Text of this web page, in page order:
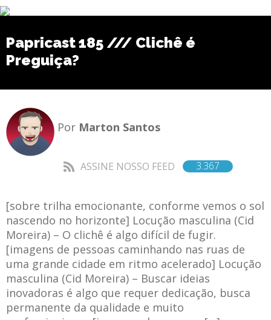
Papricast 185 /// Clichê é
Preguiça?
Por Marton Santos
ASSINE NOSSO FEED 3.367
[sobre trilha emocionante, conforme vemos o sol
nascendo no horizonte] Locução masculina (Cid
Moreira) – O clichê é algo difícil de fugir.
[imagens de pessoas caminhando nas ruas de
uma grande cidade em ritmo acelerado] Locução
masculina (Cid Moreira) – Buscar ideias
inovadoras é algo que requer dedicação, busca
permanente da qualidade e muito